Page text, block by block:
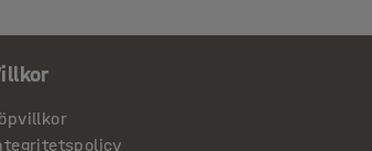
släta
Köp till